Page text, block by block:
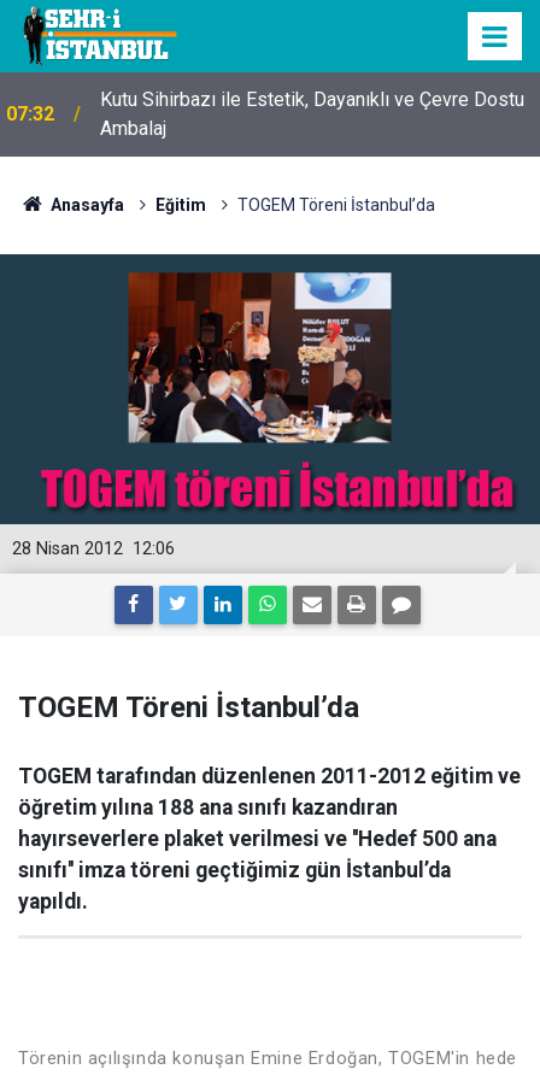
07:32
Kutu Sihirbazı ile Estetik, Dayanıklı ve Çevre Dostu
Ambalaj
Anasayfa Eğitim TOGEM Töreni İstanbul’da
12:06
28 Nisan 2012
TOGEM Töreni İstanbul’da
TOGEM tarafından düzenlenen 2011-2012 eğitim ve
öğretim yılına 188 ana sınıfı kazandıran
hayırseverlere plaket verilmesi ve ''Hedef 500 ana
sınıfı'' imza töreni geçtiğimiz gün İstanbul’da
yapıldı.
Törenin açılışında konuşan Emine Erdoğan, TOGEM'in hede